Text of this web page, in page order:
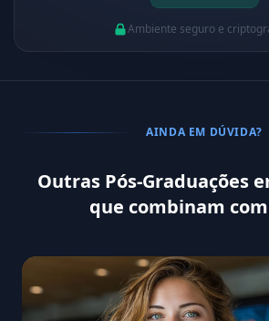
Ambiente seguro e
AINDA EM DÚVIDA?
Outras Pós-Graduações
que combinam